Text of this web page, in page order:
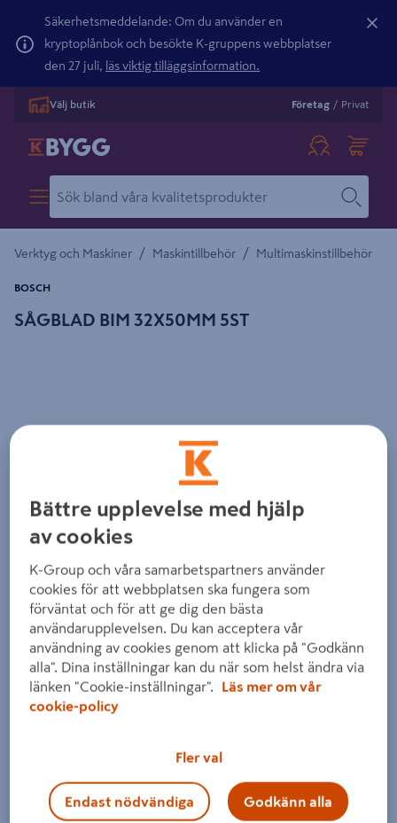
Säkerhetsmeddelande: Om du använder en
kryptoplånbok och besökte K-gruppens webbplatser
den 27 juli, läs viktig tilläggsinformation.
Välj butik Företag / Privat
Verktyg och Maskiner / Maskintillbehör / Multimaskinstillbehör
SÅGBLAD BIM 32X50MM 5ST
BOSCH
Föregående
Dra på bilden för att zooma in
Bättre upplevelse med hjälp
av cookies
K-Group och våra samarbetspartners använder
cookies för att webbplatsen ska fungera som
förväntat och för att ge dig den bästa
användarupplevelsen. Du kan acceptera vår
användning av cookies genom att klicka på "Godkänn
alla". Dina inställningar kan du när som helst ändra via
länken "Cookie-inställningar".
Läs mer om vår
cookie-policy
Fler val
Endast nödvändiga Godkänn alla